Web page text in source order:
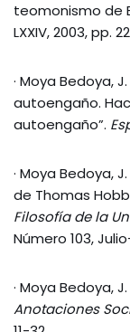
teomonismo de
LXXIV, 2003, pp.
· Moya Bedoya,
autoengaño.
autoengaño”.
· Moya Bedoya,
de Thomas
Filosofía de la
Número 103,
· Moya Bedoya,
Anotaciones